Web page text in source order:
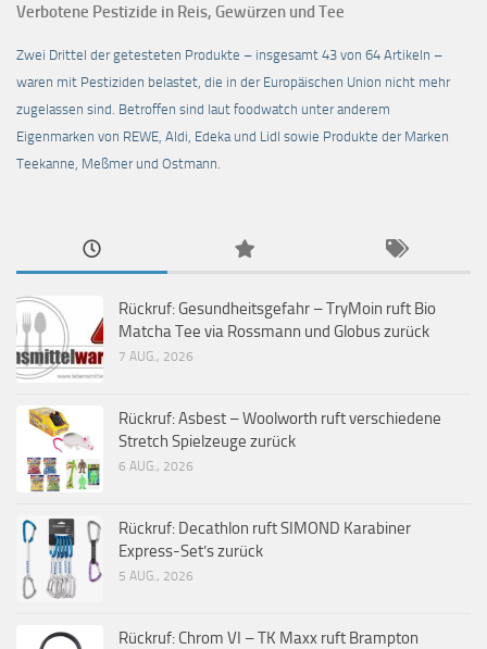
Verbotene Pestizide in Reis, Gewürzen und Tee
Zwei Drittel der getesteten Produkte – insgesamt 43 von 64 Artikeln –
waren mit Pestiziden belastet, die in der Europäischen Union nicht mehr
zugelassen sind. Betroffen sind laut foodwatch unter anderem
Eigenmarken von REWE, Aldi, Edeka und Lidl sowie Produkte der Marken
Teekanne, Meßmer und Ostmann.
Rückruf: Gesundheitsgefahr – TryMoin ruft Bio
Matcha Tee via Rossmann und Globus zurück
7 AUG., 2026
Rückruf: Asbest – Woolworth ruft verschiedene
Stretch Spielzeuge zurück
6 AUG., 2026
Rückruf: Decathlon ruft SIMOND Karabiner
Express-Set’s zurück
5 AUG., 2026
Rückruf: Chrom VI – TK Maxx ruft Brampton